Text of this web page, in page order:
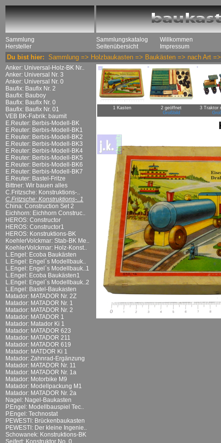
Sammlung
Hersteller
Sammlungskatalog
Seitenübersicht
Willkommen
Impressum
Du bist hier: Sammlung => Holzbaukasten => Baukästen => nach Art
Anker: Universal-Holz-BK Nr..
Anker: Universal Nr. 3
Anker: Universal Nr. 0
Baufix: Baufix Nr. 2
Baufix: Bauboy
Baufix: Baufix Nr. 0
Baufix: Baufix Nr. 01
VEB BK-Fabrik: baumit
E.Reuter: Berbis-Modell-BK
E.Reuter: Berbis-Modell-BK1
E.Reuter: Berbis-Modell-BK2
E.Reuter: Berbis-Modell-BK3
E.Reuter: Berbis-Modell-BK4
E.Reuter: Berbis-Modell-BK5
E.Reuter: Berbis-Modell-BK6
E.Reuter: Berbis-Modell-BK7
E.Reuter: Bastel-Fritze
Bittner: Wir bauen alles
C.Fritzsche: Konstruktions-..
C.Fritzsche: Konstruktions-..1
China: Construction Set 2
Eichhorn: Eichhorn Construc..
HEROS: Constructor
HEROS: Constructor1
HEROS: Konstruktions-BK
KoehlerVolckmar: Stab-BK Me..
KoehlerVolckmar: Holz-Konst..
L.Engel: Ecoba Baukästen
L.Engel: Engel`s Modellbauk..
L.Engel: Engel`s Modellbauk..1
L.Engel: Ecoba Baukästen1
L.Engel: Engel`s Modellbauk..2
L.Engel: Bastel-Baukasten
Matador: MATADOR Nr. 2Z
Matador: MATADOR Nr. 1
Matador: MATADOR Nr. 2
Matador: MATADOR 1
Matador: Matador Ki 1
Matador: MATADOR 623
Matador: MATADOR 211
Matador: MATADOR 619
Matador: MATDOR Ki 1
Matador: Zahnrad-Ergänzung
Matador: MATADOR Nr. 11
Matador: MATADOR Nr. 1a
Matador: Motorbike M9
Matador: Modellpackung M1
Matador: MATADOR Nr. 2a
Nagel: Nagel-Baukasten
P.Engel: Modellbauspiel Tec..
P.Engel: Technostat
PEWESTI: Brückenbaukasten
PEWESTI: Der kleine Ingenie..
Schowanek: Konstruktions-BK
Seifert: Konstruktor No. 0
1 Kasten
2 geöffnet
Großbild
3 Traktor